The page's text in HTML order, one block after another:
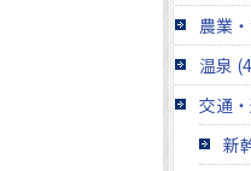
農業
温泉
交通
新